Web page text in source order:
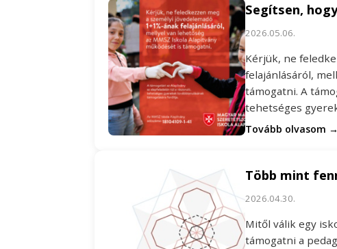
Segítsen,
2026.05.06.
Kérjük, ne
felajánlásáról,
támogatni. A
tehetséges
Tovább olvasom →
Több mint
2026.04.30.
Mitől válik egy
támogatni a